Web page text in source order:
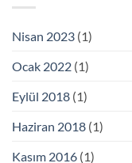
Nisan 2023 (1)
Ocak 2022 (1)
Eylül 2018 (1)
Haziran 2018 (1)
Kasım 2016 (1)